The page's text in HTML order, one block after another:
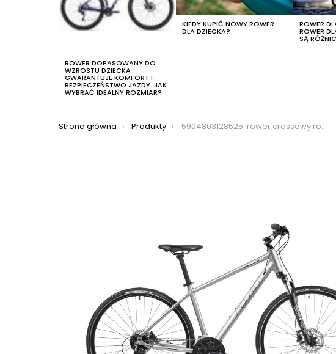
ROWER DOPASOWANY DO
WZROSTU DZIECKA
GWARANTUJE KOMFORT I
BEZPIECZEŃSTWO JAZDY. JAK
WYBRAĆ IDEALNY ROZMIAR?
KIEDY KUPIĆ NOWY ROWER
DLA DZIECKA?
ROWER
ROWER
SĄ
Jesteś tutaj:
Strona główna Produkty 5904803128525: rower crossowy romet orkan 5m 2023, kolor grafitowo-biały, rozmiar 18″